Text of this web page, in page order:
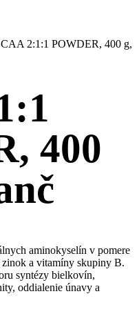
2:1:1 POWDER, 400 g,
400
aminokyselín v pomere
zinok a vitamíny skupiny B.
syntézy bielkovín,
oddialenie únavy a